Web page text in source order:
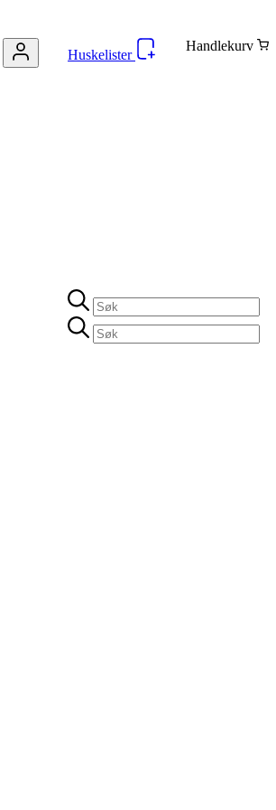
Huskelister
Handlekurv